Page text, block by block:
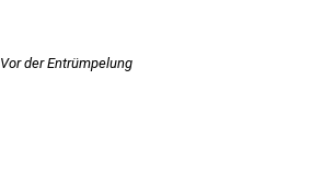
Vor der Entrümpelung